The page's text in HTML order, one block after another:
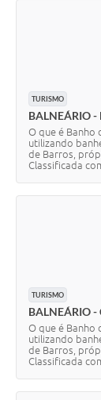
TURISMO
BALNEÁRIO -
O que é Banho
utilizando
de Barros,
Classificada
TURISMO
BALNEÁRIO
O que é Banho
utilizando
de Barros,
Classificada